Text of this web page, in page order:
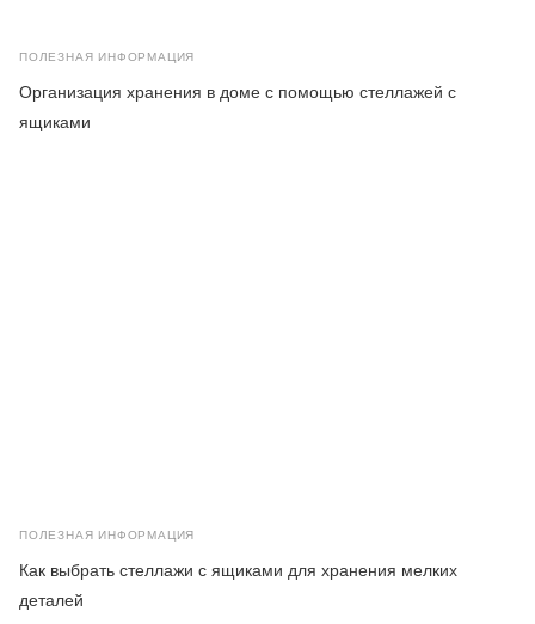
ПОЛЕЗНАЯ ИНФОРМАЦИЯ
Организация хранения в доме с помощью стеллажей с
ящиками
ПОЛЕЗНАЯ ИНФОРМАЦИЯ
Как выбрать стеллажи с ящиками для хранения мелких
деталей